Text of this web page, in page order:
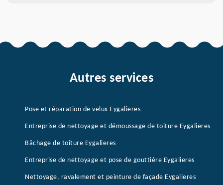
Autres services
Pose et réparation de velux Eygalieres
Entreprise de nettoyage et démoussage de toiture Eygalieres
Bâchage de toiture Eygalieres
Entreprise de nettoyage et pose de gouttière Eygalieres
Nettoyage, ravalement et peinture de façade Eygalieres